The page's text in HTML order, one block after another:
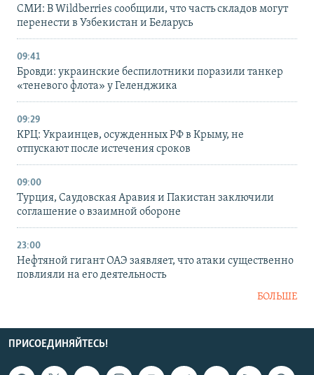
СМИ: В Wildberries сообщили, что часть складов могут
перенести в Узбекистан и Беларусь
09:41
Бровди: украинские беспилотники поразили танкер
«теневого флота» у Геленджика
09:29
КРЦ: Украинцев, осужденных РФ в Крыму, не
отпускают после истечения сроков
09:00
Турция, Саудовская Аравия и Пакистан заключили
соглашение о взаимной обороне
23:00
Нефтяной гигант ОАЭ заявляет, что атаки существенно
повлияли на его деятельность
БОЛЬШЕ
ПРИСОЕДИНЯЙТЕСЬ!